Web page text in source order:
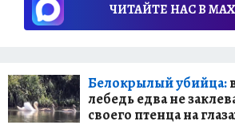
ЧИТАЙТЕ НАС В
Белокрылый убийца:
лебедь едва не
своего птенца на